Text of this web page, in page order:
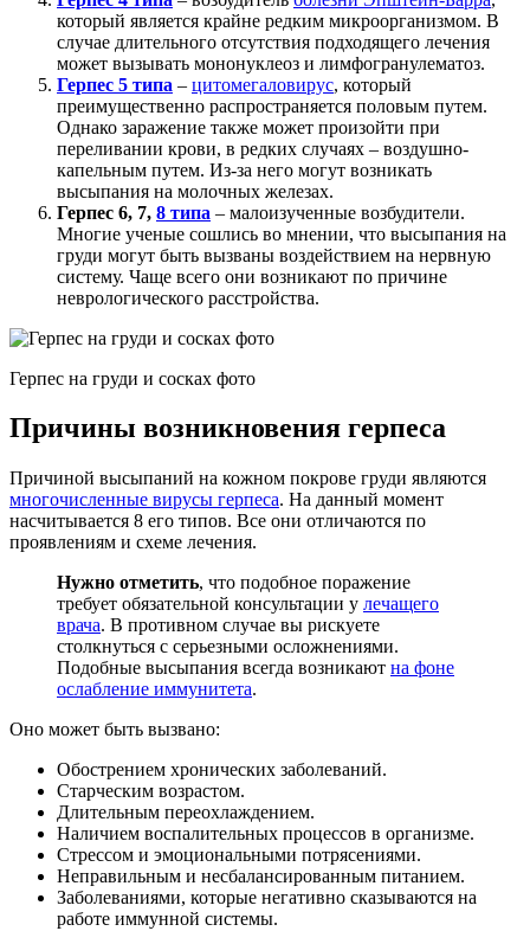
который является крайне редким микроорганизмом. В
случае длительного отсутствия подходящего лечения
может вызывать мононуклеоз и лимфогранулематоз.
Герпес 5 типа – цитомегаловирус, который
преимущественно распространяется половым путем.
Однако заражение также может произойти при
переливании крови, в редких случаях – воздушно-
капельным путем. Из-за него могут возникать
высыпания на молочных железах.
Герпес 6, 7, 8 типа – малоизученные возбудители.
Многие ученые сошлись во мнении, что высыпания на
груди могут быть вызваны воздействием на нервную
систему. Чаще всего они возникают по причине
неврологического расстройства.
Герпес на груди и сосках фото
Причины возникновения герпеса
Причиной высыпаний на кожном покрове груди являются
многочисленные вирусы герпеса. На данный момент
насчитывается 8 его типов. Все они отличаются по
проявлениям и схеме лечения.
Нужно отметить, что подобное поражение
требует обязательной консультации у лечащего
врача. В противном случае вы рискуете
столкнуться с серьезными осложнениями.
Подобные высыпания всегда возникают на фоне
ослабление иммунитета.
Оно может быть вызвано:
Обострением хронических заболеваний.
Старческим возрастом.
Длительным переохлаждением.
Наличием воспалительных процессов в организме.
Стрессом и эмоциональными потрясениями.
Неправильным и несбалансированным питанием.
Заболеваниями, которые негативно сказываются на
работе иммунной системы.